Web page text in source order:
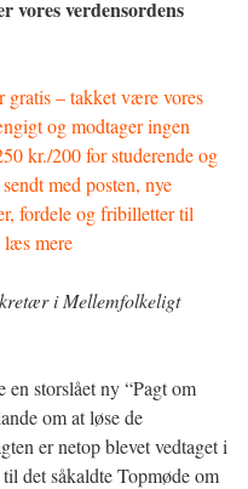
vores verdensordens
– takket være vores
og modtager ingen
kr./200 for studerende og
med posten, nye
fordele og fribilletter til
læs mere
i Mellemfolkeligt
storslået ny “Pagt om
om at løse de
er netop blevet vedtaget i
det såkaldte Topmøde om